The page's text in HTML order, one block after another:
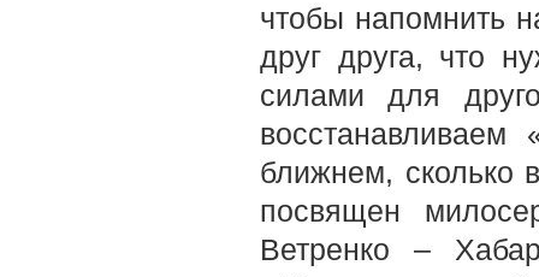
чтобы напомнить
друг друга, что
силами для
ближнем, сколько
посвящен
Ветренко –